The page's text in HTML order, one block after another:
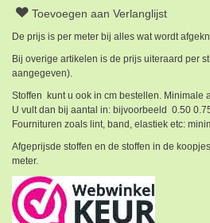
Toevoegen aan Verlanglijst
De prijs is per meter bij alles wat wordt
Bij overige artikelen is de prijs uiteraard per
aangegeven).
Stoffen kunt u ook in cm bestellen. Minimale
U vult dan bij aantal in: bijvoorbeeld 0.50
Fournituren zoals lint, band, elastiek etc:
Afgeprijsde stoffen en de stoffen in de
meter.